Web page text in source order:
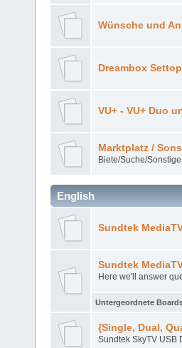
Wünsche und
Dreambox
VU+ - VU+ Duo
Marktplatz /
Biete/Suche/
English
Sundtek
Sundtek
Here we'll answer
Untergeordnete
{Single, Dual,
Sundtek SkyTV USB